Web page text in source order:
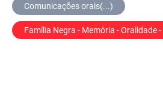
Comunicações orais(...)
Família Negra - Memória - Oralidade